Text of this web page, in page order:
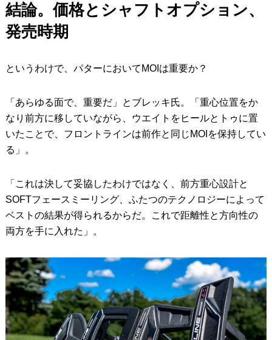
結論。価格とシャフトオプション、
発売時期
というわけで、パターにおいてMOIは重要か？
「あらゆる面で、重要だ」とブレッキ氏。「重心位置をか
なり前方に移していながら、ウエイトをヒールとトゥに置
いたことで、フロントラインは前作と同じMOIを保持してい
る」。
「これは決して妥協したわけではなく、前方重心設計と
SOFTフェースミーリング、ふたつのテクノロジーによって
ベストの結果が得られるからだ。これで距離性と方向性の
両方を手に入れた」。